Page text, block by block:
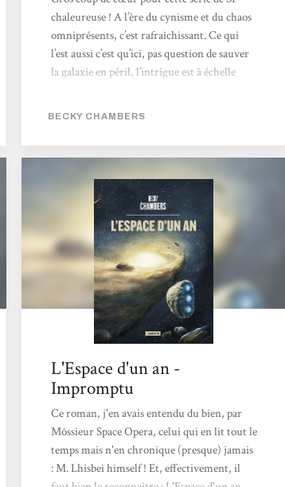
chaleureuse ! A l’ère du cynisme et du chaos
omniprésents, c’est rafraîchissant. Ce qui
l’est aussi c’est qu’ici, pas question de sauver
la galaxie en péril, l’intrigue est à échelle
Becky Chambers nous livre une saga au
background bien construit mais pas
surexposé, et surtout une vraie leçon de
vivre-ensemble et de tolérance dans un
univers avec des races aliens...
BECKY CHAMBERS
L'Espace d'un an -
Impromptu
Ce roman, j'en avais entendu du bien, par
Môssieur Space Opera, celui qui en lit tout le
temps mais n'en chronique (presque) jamais
: M. Lhisbei himself ! Et, effectivement, il